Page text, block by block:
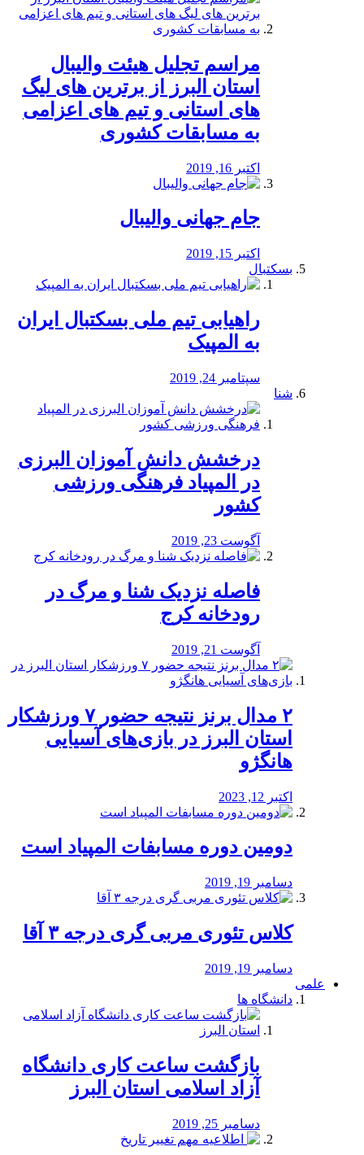
مراسم تجلیل هیئت والیبال
استان البرز از برترین های لیگ
های استانی و تیم های اعزامی
به مسابقات کشوری
اکتبر 16, 2019
جام جهانی والیبال
اکتبر 15, 2019
بسکتبال
راهیابی تیم ملی بسکتبال ایران
به المپیک
سپتامبر 24, 2019
شنا
درخشش دانش آموزان البرزی
در المپیاد فرهنگی ورزشی
کشور
آگوست 23, 2019
️فاصله نزدیک شنا و مرگ در
رودخانه کرج
آگوست 21, 2019
۲ مدال برنز نتیجه حضور ۷ ورزشکار
استان البرز در بازی‌های آسیایی
هانگژو
اکتبر 12, 2023
دومین دوره مسابفات المپیاد است
دسامبر 19, 2019
کلاس تئوری مربی گری درجه ۳ آقا
دسامبر 19, 2019
علمی
دانشگاه ها
بازگشت ساعت کاری دانشگاه
آزاد اسلامی استان البرز
دسامبر 25, 2019